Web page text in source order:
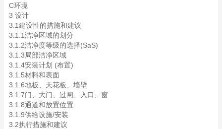
C环境
3 设计
3.1建设性的措施和建议
3.1.1洁净区域的划分
3.1.2洁净度等级的选择(SaS)
3.1.3局部洁净区域
3.1.4安装计划 (布置)
3.1.5材料和表面
3.1.6地板、天花板、墙壁
3.1.7门、大门、过闸、入口、窗
3.1.8通道和放置位置
3.1.9供给设施/安装
3.2执行措施和建议